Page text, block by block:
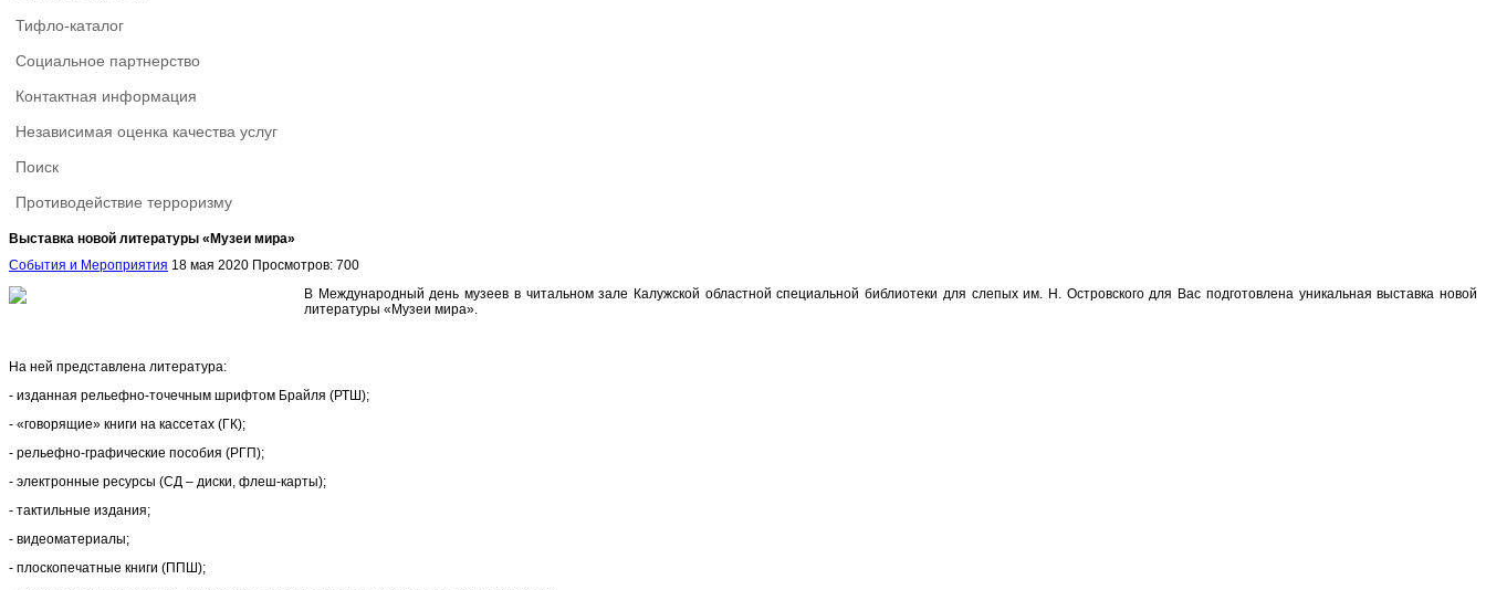
Тифло-каталог
Социальное партнерство
Контактная информация
Независимая оценка качества услуг
Поиск
Противодействие терроризму
Выставка новой литературы «Музеи мира»
События и Мероприятия 18 мая 2020 Просмотров: 700
В Международный день музеев в читальном зале Калужской областной специальной библиотеки для слепых им. Н. Островского для Вас подготовлена уникальная выставка новой
литературы «Музеи мира».
На ней представлена литература:
- изданная рельефно-точечным шрифтом Брайля (РТШ);
- «говорящие» книги на кассетах (ГК);
- рельефно-графические пособия (РГП);
- электронные ресурсы (СД – диски, флеш-карты);
- тактильные издания;
- видеоматериалы;
- плоскопечатные книги (ППШ);